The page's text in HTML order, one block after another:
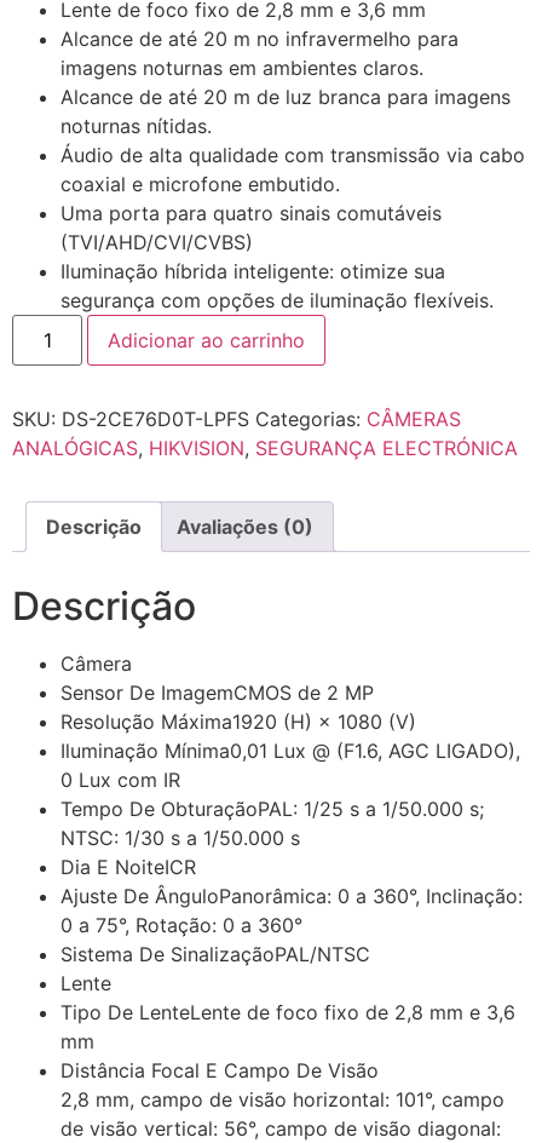
Lente de foco fixo de 2,8 mm e 3,6 mm
Alcance de até 20 m no infravermelho para
imagens noturnas em ambientes claros.
Alcance de até 20 m de luz branca para imagens
noturnas nítidas.
Áudio de alta qualidade com transmissão via cabo
coaxial e microfone embutido.
Uma porta para quatro sinais comutáveis ​​
(TVI/AHD/CVI/CVBS)
Iluminação híbrida inteligente: otimize sua
segurança com opções de iluminação flexíveis.
Adicionar ao carrinho
SKU: DS-2CE76D0T-LPFS Categorias: CÂMERAS
ANALÓGICAS, HIKVISION, SEGURANÇA ELECTRÓNICA
Descrição Avaliações (0)
Descrição
Câmera
Sensor De ImagemCMOS de 2 MP
Resolução Máxima1920 (H) × 1080 (V)
Iluminação Mínima0,01 Lux @ (F1.6, AGC LIGADO),
0 Lux com IR
Tempo De ObturaçãoPAL: 1/25 s a 1/50.000 s;
NTSC: 1/30 s a 1/50.000 s
Dia E NoiteICR
Ajuste De ÂnguloPanorâmica: 0 a 360°, Inclinação:
0 a 75°, Rotação: 0 a 360°
Sistema De SinalizaçãoPAL/NTSC
Lente
Tipo De LenteLente de foco fixo de 2,8 mm e 3,6
mm
Distância Focal E Campo De Visão
2,8 mm, campo de visão horizontal: 101°, campo
de visão vertical: 56°, campo de visão diagonal: